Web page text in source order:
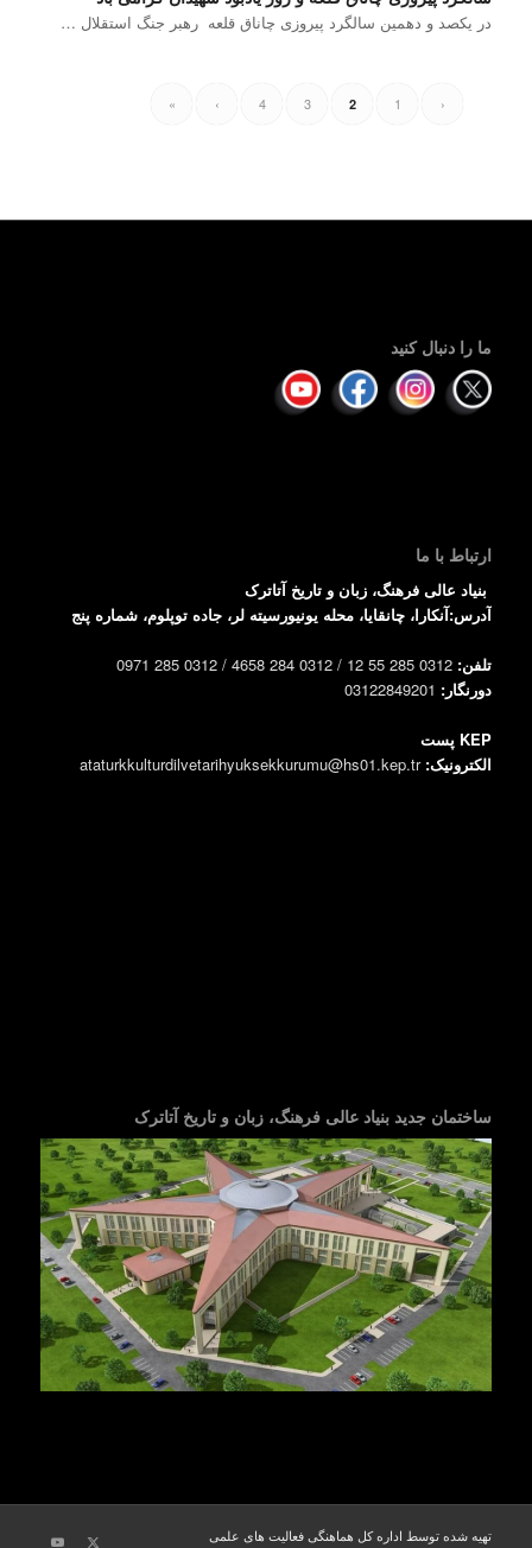
در یکصد و دهمین سالگرد پیروزی چاناق قلعه رهبر جنگ استقلال …
‹
1
2
3
4
›
»
ما را دنبال کنید
ارتباط با ما
بنیاد عالی فرهنگ، زبان و تاریخ آتاترک
آدرس:آنکارا، چانقایا، محله یونیورسیته لر، جاده توپلوم، شماره پنج
تلفن:
دورنگار:
KEP پست
الکترونیک:ataturkkulturdilvetarihyuksekkurumu@hs01.kep.tr
ساختمان جدید بنیاد عالی فرهنگ، زبان و تاریخ آتاترک
تهیه شده توسط اداره کل هماهنگی فعالیت های علمی